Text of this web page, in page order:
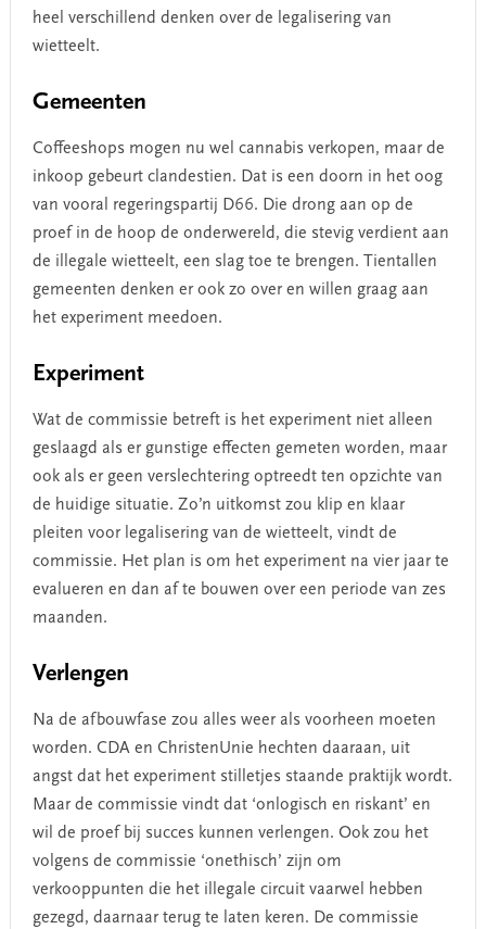
heel verschillend denken over de legalisering van
wietteelt.
Gemeenten
Coffeeshops mogen nu wel cannabis verkopen, maar de
inkoop gebeurt clandestien. Dat is een doorn in het oog
van vooral regeringspartij D66. Die drong aan op de
proef in de hoop de onderwereld, die stevig verdient aan
de illegale wietteelt, een slag toe te brengen. Tientallen
gemeenten denken er ook zo over en willen graag aan
het experiment meedoen.
Experiment
Wat de commissie betreft is het experiment niet alleen
geslaagd als er gunstige effecten gemeten worden, maar
ook als er geen verslechtering optreedt ten opzichte van
de huidige situatie. Zo’n uitkomst zou klip en klaar
pleiten voor legalisering van de wietteelt, vindt de
commissie. Het plan is om het experiment na vier jaar te
evalueren en dan af te bouwen over een periode van zes
maanden.
Verlengen
Na de afbouwfase zou alles weer als voorheen moeten
worden. CDA en ChristenUnie hechten daaraan, uit
angst dat het experiment stilletjes staande praktijk wordt.
Maar de commissie vindt dat ‘onlogisch en riskant’ en
wil de proef bij succes kunnen verlengen. Ook zou het
volgens de commissie ‘onethisch’ zijn om
verkooppunten die het illegale circuit vaarwel hebben
gezegd, daarnaar terug te laten keren. De commissie